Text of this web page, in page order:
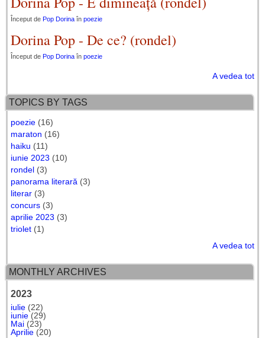
Început de Pop Dorina în poezie
Dorina Pop - De ce? (rondel)
Început de Pop Dorina în poezie
A vedea tot
TOPICS BY TAGS
poezie (16)
maraton (16)
haiku (11)
iunie 2023 (10)
rondel (3)
panorama literară (3)
literar (3)
concurs (3)
aprilie 2023 (3)
triolet (1)
A vedea tot
MONTHLY ARCHIVES
2023
iulie (22)
iunie (29)
Mai (23)
Aprilie (20)